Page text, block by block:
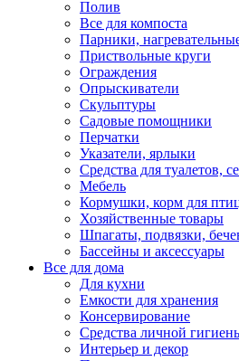
Полив
Все для компоста
Парники,
Приствольные круги
Ограждения
Опрыскиватели
Скульптуры
Садовые помощники
Перчатки
Указатели, ярлыки
Средства для туалетов,
Мебель
Кормушки, корм для
Хозяйственные товары
Шпагаты, подвязки,
Бассейны и аксессуары
Все для дома
Для кухни
Емкости для хранения
Консервирование
Средства личной
Интерьер и декор